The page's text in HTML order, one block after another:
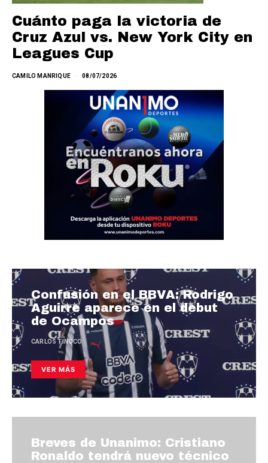
Cuánto paga la victoria de
Cruz Azul vs. New York City en
Leagues Cup
CAMILO MANRIQUE 08/07/2026
Confusión en el BBVA: Rodrigo
Aguirre aparece en el debut
de Ocampos
CARLOS TINOCO
VER MÁS
Breves de Unanimo: Cristiano
Ronaldo tendrá nuevo técnico